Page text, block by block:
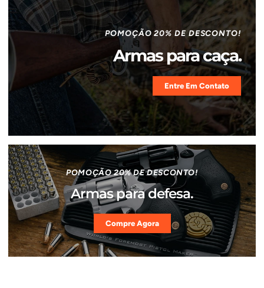
POMOÇÃO 20% DE DESCONTO!
Armas para caça.
Entre Em Contato
POMOÇÃO 20% DE DESCONTO!
Armas para defesa.
Compre Agora